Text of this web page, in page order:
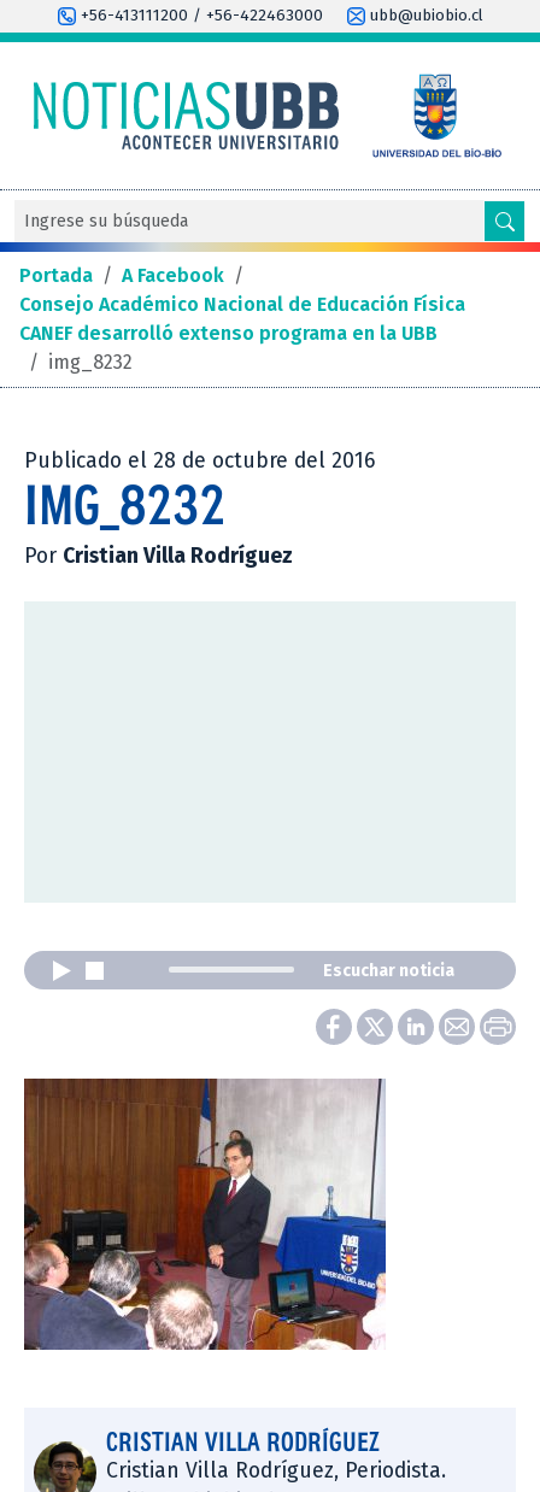
+56-413111200 / +56-422463000 ubb@ubiobio.cl
Portada / A Facebook /
Consejo Académico Nacional de Educación Física
CANEF desarrolló extenso programa en la UBB
/ img_8232
Publicado el 28 de octubre del 2016
IMG_8232
Por Cristian Villa Rodríguez
Escuchar noticia
CRISTIAN VILLA RODRÍGUEZ
Cristian Villa Rodríguez, Periodista.